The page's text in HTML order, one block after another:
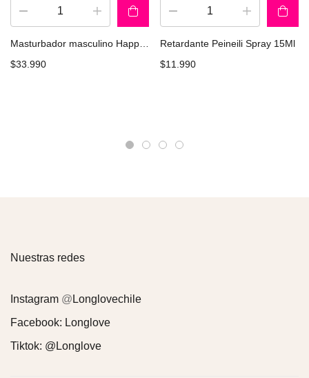
$33.990
Retardante Peineili Spray 15Ml
$11.990
Nuestras redes
Instagram @ Longlovechile
Facebook: Longlove
Tiktok: @Longlove